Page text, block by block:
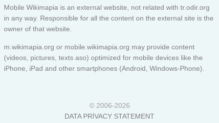
Mobile Wikimapia is an external website, not related with tr.odir.org
in any way. Responsible for all the content on the external site is the
owner of that website.
m.wikimapia.org or mobile.wikimapia.org may provide content
(videos, pictures, texts aso) optimized for mobile devices like the
iPhone, iPad and other smartphones (Android, Windows-Phone).
© 2006-2026
DATA PRIVACY STATEMENT